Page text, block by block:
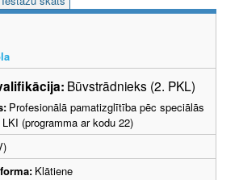
Būvstrādnieks (2. PKL)
Profesionālā pamatizglītība pēc speciālās
(programma ar kodu 22)
Klātiene